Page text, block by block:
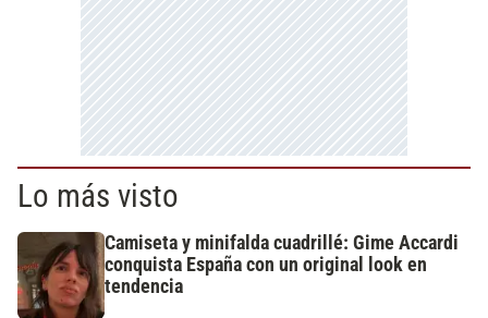
Lo más visto
Camiseta y minifalda cuadrillé: Gime Accardi
conquista España con un original look en
tendencia